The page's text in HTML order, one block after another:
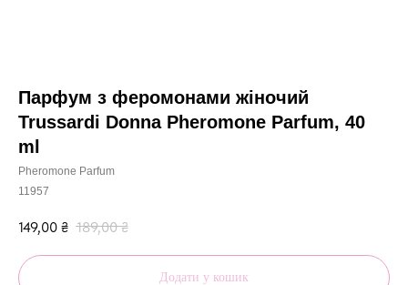
Парфум з феромонами жіночий
Trussardi Donna Pheromone Parfum, 40
ml
Pheromone Parfum
11957
149,00 ₴ 189,00 ₴
Додати у кошик